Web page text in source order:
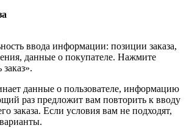
ввода информации: позиции заказа,
данные о покупателе. Нажмите
данные о пользователе, информацию
раз предложит вам повторить к вводу
заказа. Если условия вам не подходят,